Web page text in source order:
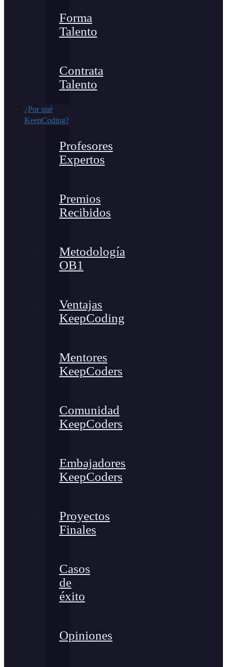
Forma
Talento
Contrata
Talento
¿Por qué
KeepCoding?
Profesores
Expertos
Premios
Recibidos
Metodología
OB1
Ventajas
KeepCoding
Mentores
KeepCoders
Comunidad
KeepCoders
Embajadores
KeepCoders
Proyectos
Finales
Casos
de
éxito
Opiniones